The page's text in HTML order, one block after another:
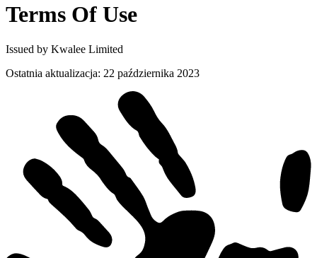
Terms Of Use
Issued by Kwalee Limited
Ostatnia aktualizacja: 22 października 2023